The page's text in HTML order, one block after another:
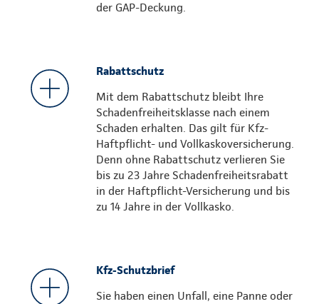
der GAP-Deckung.
Rabattschutz
Mit dem Rabattschutz bleibt Ihre
Schadenfreiheitsklasse nach einem
Schaden erhalten. Das gilt für Kfz-
Haftpflicht- und Vollkaskoversicherung.
Denn ohne Rabattschutz verlieren Sie
bis zu 23 Jahre Schadenfreiheitsrabatt
in der Haftpflicht-Versicherung und bis
zu 14 Jahre in der Vollkasko.
Kfz-Schutzbrief
Sie haben einen Unfall, eine Panne oder